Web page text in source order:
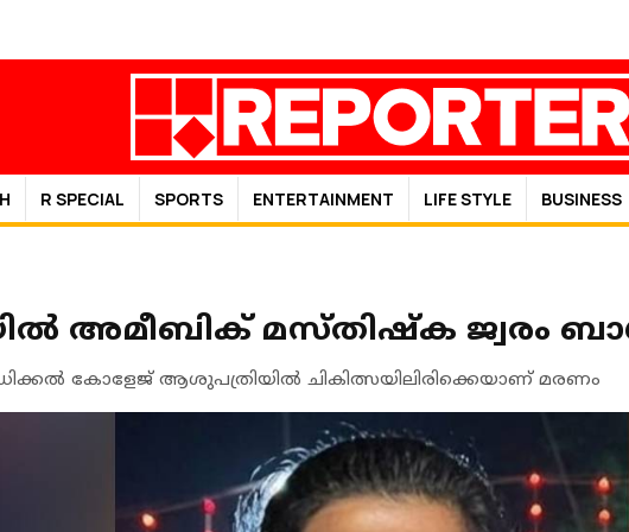
R SPECIAL SPORTS ENTERTAINMENT LIFE STYLE BUSINESS
അമീബിക് മസ്തിഷ്‌ക ജ്വരം
കോളേജ് ആശുപത്രിയിൽ ചികിത്സയിലിരിക്കെയാണ് മരണം